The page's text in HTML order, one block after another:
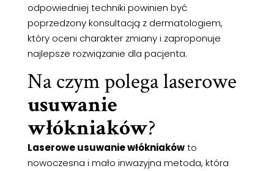
odpowiedniej techniki powinien być
poprzedzony konsultacją z dermatologiem,
który oceni charakter zmiany i zaproponuje
najlepsze rozwiązanie dla pacjenta.
Na czym polega laserowe
usuwanie
włókniaków?
Laserowe usuwanie włókniakówto
nowoczesna i mało inwazyjna metoda, która